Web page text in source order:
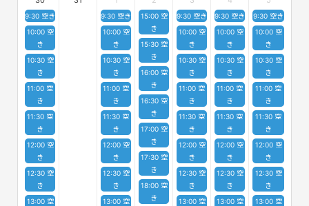
9:30 空き
10:00 空
き
10:30 空
き
11:00 空
き
11:30 空
き
12:00 空
き
12:30 空
き
13:00 空
9:30 空き
10:00 空
き
10:30 空
き
11:00 空
き
11:30 空
き
12:00 空
き
12:30 空
き
13:00 空
15:00 空
き
15:30 空
き
16:00 空
き
16:30 空
き
17:00 空
き
17:30 空
き
18:00 空
き
9:30 空き
10:00 空
き
10:30 空
き
11:00 空
き
11:30 空
き
12:00 空
き
12:30 空
き
13:00 空
9:30 空き
10:00 空
き
10:30 空
き
11:00 空
き
11:30 空
き
12:00 空
き
12:30 空
き
13:00 空
9:30 空き
10:00 空
き
10:30 空
き
11:00 空
き
11:30 空
き
12:00 空
き
12:30 空
き
13:00 空